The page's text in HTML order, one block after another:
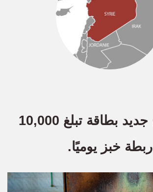
خط إنتاج جديد بطاقة تبلغ 10,000
ربطة خبز يوميًا.